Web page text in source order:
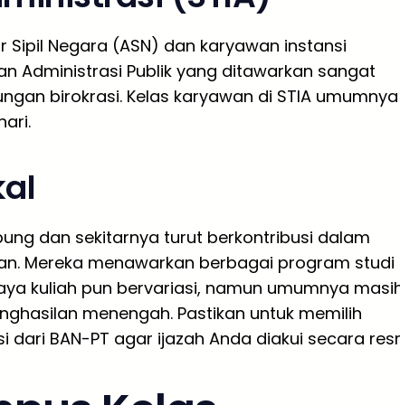
Negara (ASN) dan karyawan instansi
Administrasi Publik yang ditawarkan sangat
birokrasi. Kelas karyawan di STIA umumnya
dan sekitarnya turut berkontribusi dalam
Mereka menawarkan berbagai program studi
kuliah pun bervariasi, namun umumnya
menengah. Pastikan untuk memilih
BAN-PT agar ijazah Anda diakui secara